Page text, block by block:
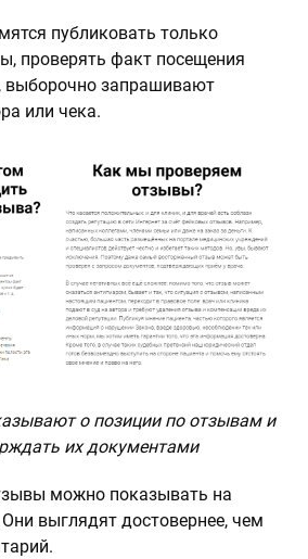
публиковать только
проверять факт посещения
выборочно запрашивают
или чека.
о позиции по отзывам и
их документами
можно показывать на
выглядят достовернее, чем